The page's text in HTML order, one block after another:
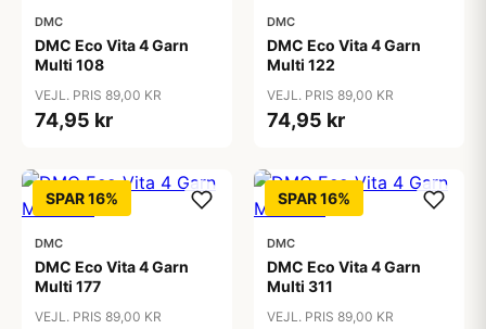
DMC
DMC Eco Vita 4 Garn
Multi 108
VEJL. PRIS 89,00 KR
74,95 kr
DMC
DMC Eco Vita 4 Garn
Multi 122
VEJL. PRIS 89,00 KR
74,95 kr
SPAR 16%
DMC
DMC Eco Vita 4 Garn
Multi 177
VEJL. PRIS 89,00 KR
SPAR 16%
DMC
DMC Eco Vita 4 Garn
Multi 311
VEJL. PRIS 89,00 KR